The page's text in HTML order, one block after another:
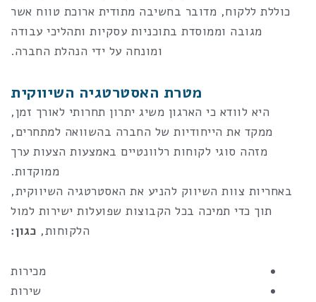
כוללת ללקוח, מדובר בחשיבה מתודית ארוכת טווח אשר
מגובה וממוסדת בתוכניות עסקיות ותהליכי עבודה
ומונחה על ידי הנהלת החברה.
מטרת האסטרטגיה השיווקית
היא לוודא כי הארגון משיג יתרון תחרותי לאורך זמן,
ממקד את הייחודיות של החברה בהשוואה למתחרים,
מזהה סוגי לקוחות רלוונטיים באמצעות הצעות ערך
ממוקדות.
באחריות צוות השיווק להניע את האסטרטגיה השיווקית,
תוך כדי תמיכה בכל הקבוצות שפועלות ישירות למול
הלקוחות, כגון:
מכירות
שירות